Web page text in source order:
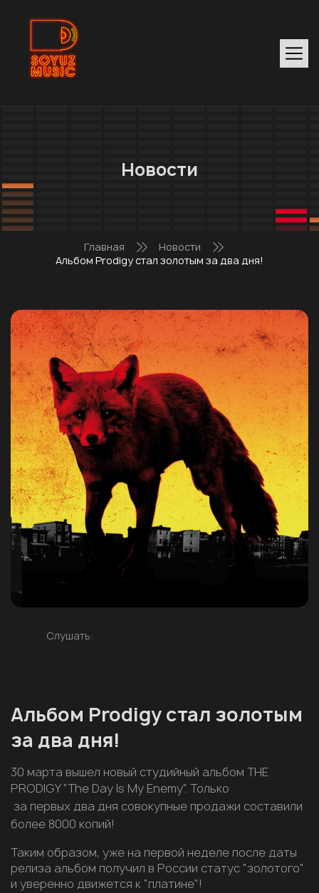
Новости
Главная
Новости
Альбом Prodigy стал золотым за два дня!
Слушать:
Альбом Prodigy стал золотым
за два дня!
30 марта вышел новый студийный альбом THE
PRODIGY "The Day Is My Enemy". Только
за первых два дня совокупные продажи составили
более 8000 копий!
Таким образом, уже на первой неделе после даты
релиза альбом получил в России статус "золотого"
и уверенно движется к "платине"!